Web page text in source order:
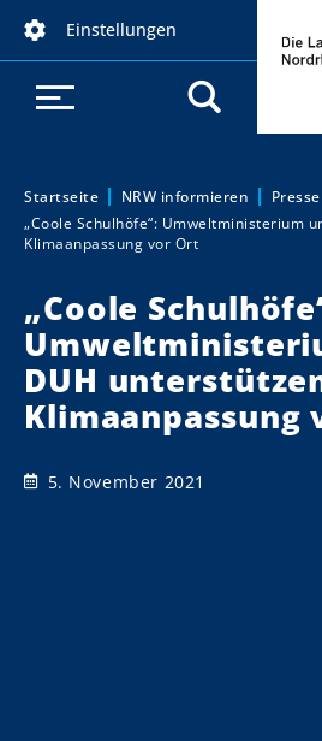
Einstellungen
Sie sind hier:
Startseite NRW informieren
„Coole Schulhöfe“: Umweltministerium
Klimaanpassung vor Ort
„Coole
DUH
Klimaanpassung
5. November 2021